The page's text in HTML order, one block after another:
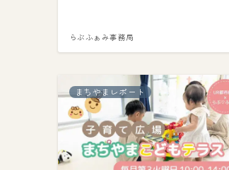
らぶふぁみ事務局
まちやまレポート